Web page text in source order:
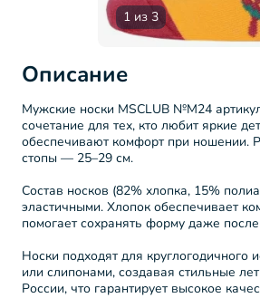
1 из 3
Описание
Мужские носки MSCLUB №М24
сочетание для тех, кто любит яркие
обеспечивают комфорт при ношении.
стопы — 25–29 см.
Состав носков (82% хлопка, 15%
эластичными. Хлопок обеспечивает
помогает сохранять форму даже
Носки подходят для круглогодичного
или слипонами, создавая стильные
России, что гарантирует высокое